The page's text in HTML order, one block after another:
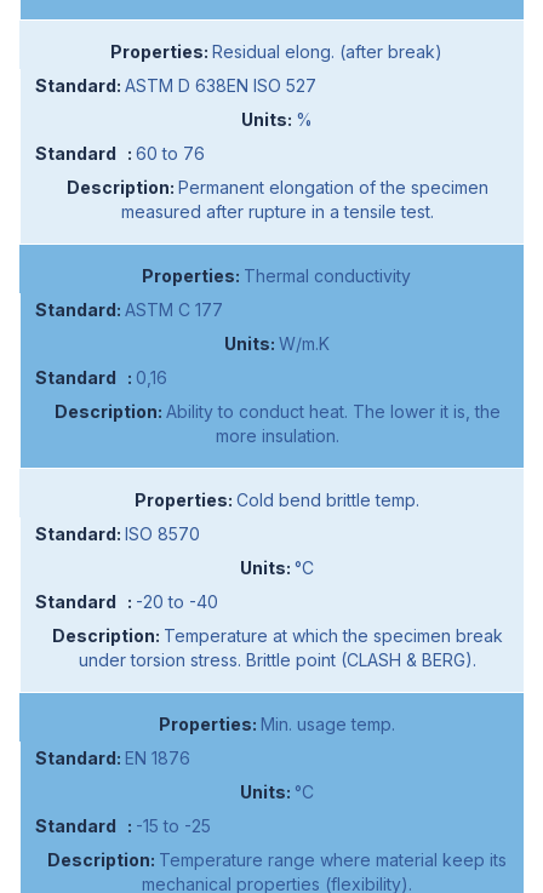
Residual elong. (after break)
ASTM D 638EN ISO 527
%
60 to 76
Permanent elongation of the specimen
measured after rupture in a tensile test.
Thermal conductivity
ASTM C 177
W/m.K
0,16
Ability to conduct heat. The lower it is, the
more insulation.
Cold bend brittle temp.
ISO 8570
°C
-20 to -40
Temperature at which the specimen break
under torsion stress. Brittle point (CLASH & BERG).
Min. usage temp.
EN 1876
°C
-15 to -25
Temperature range where material keep its
mechanical properties (flexibility).